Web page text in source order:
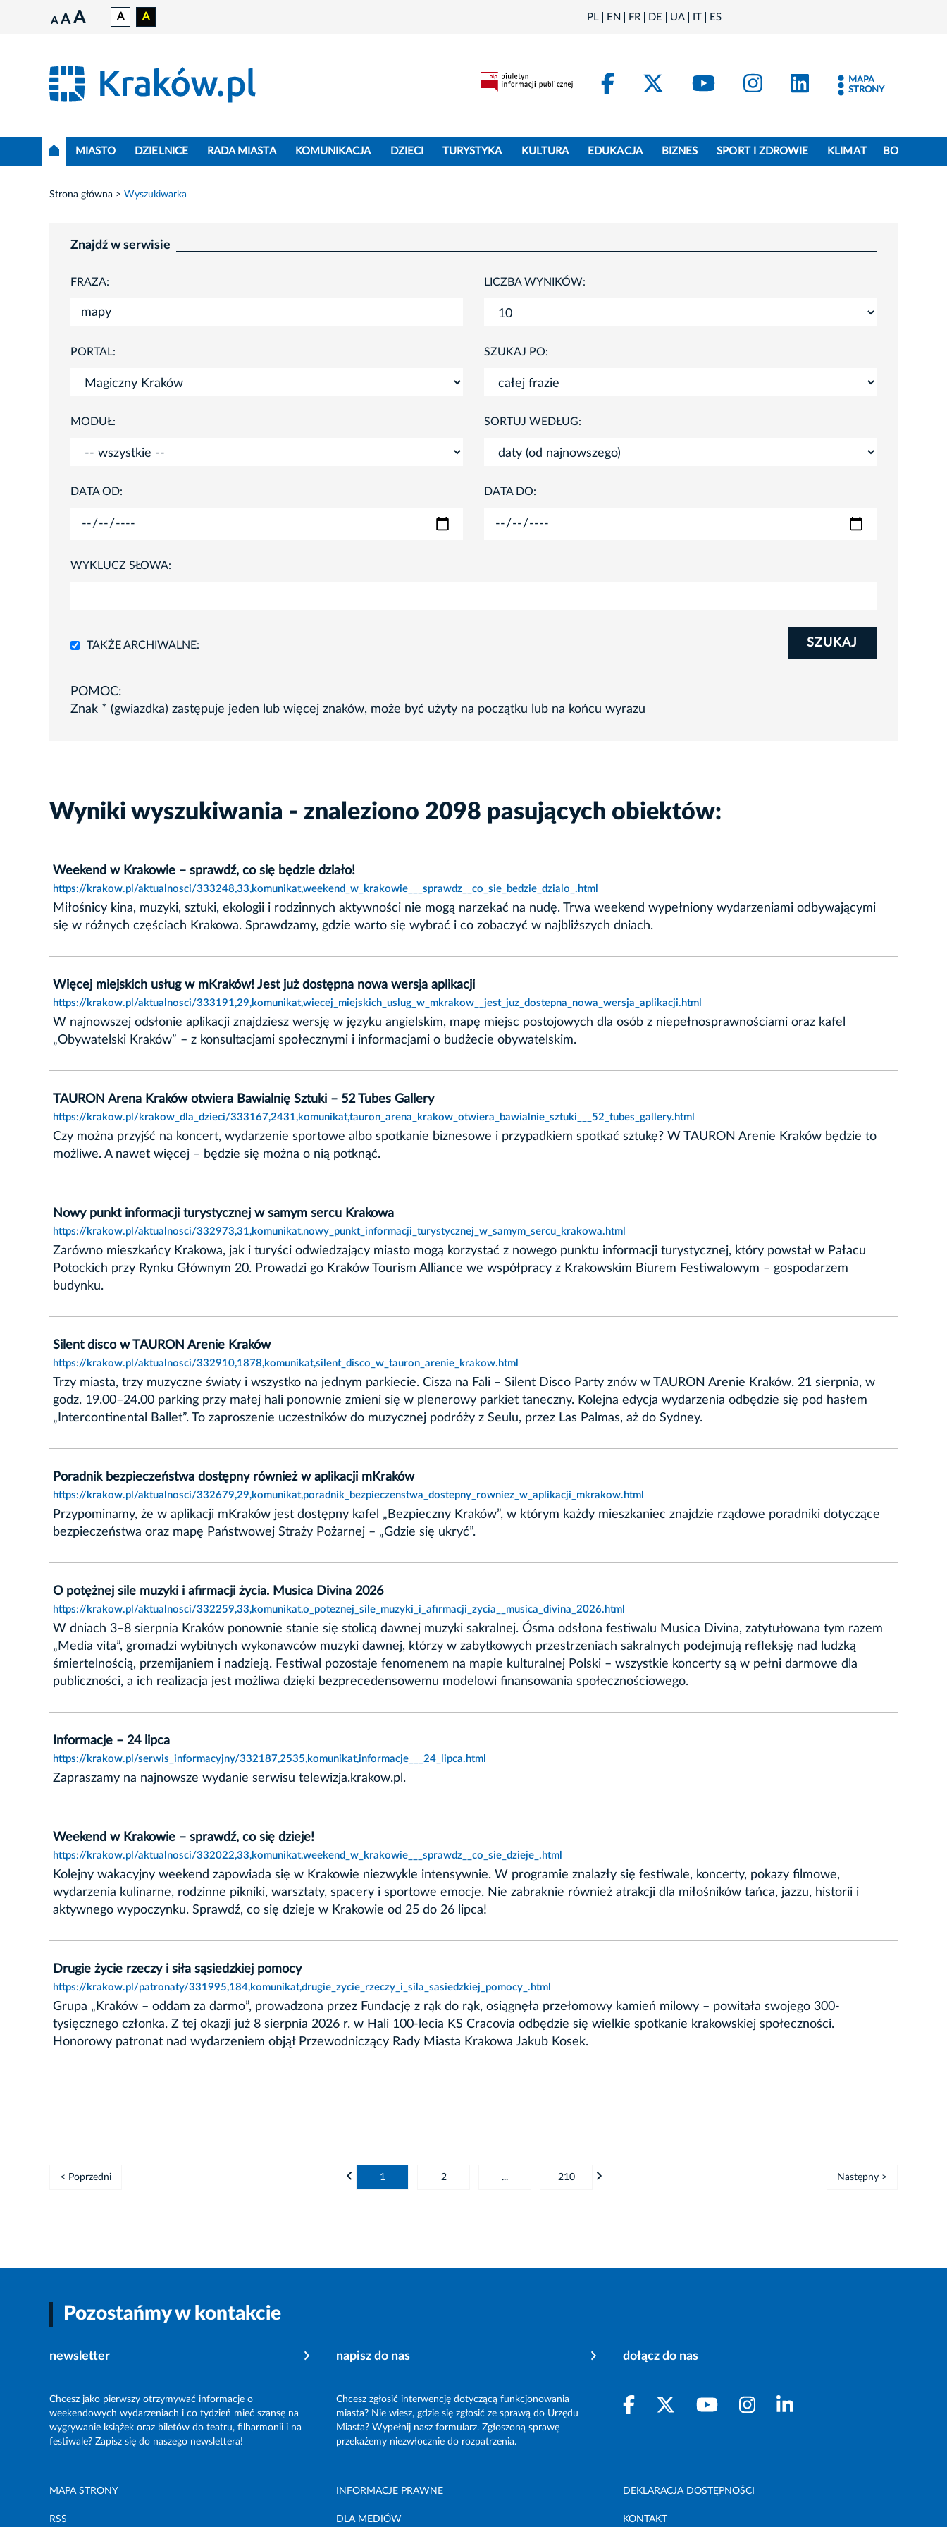
A A A A A PL EN FR DE UA IT ES
FacebookKraków - X
Kraków - YouTube
Kraków - Instagram
Kraków -
MAPA
STRONY
MIASTO DZIELNICE RADA MIASTA KOMUNIKACJA DZIECI TURYSTYKA KULTURA EDUKACJA BIZNES SPORT I ZDROWIE KLIMAT BO
Strona główna Wyszukiwarka
Znajdź w serwisie
FRAZA: LICZBA WYNIKÓW:
PORTAL: SZUKAJ PO:
MODUŁ: SORTUJ WEDŁUG:
DATA OD: DATA DO:
WYKLUCZ SŁOWA:
TAKŻE ARCHIWALNE: SZUKAJ
POMOC:
Znak * (gwiazdka) zastępuje jeden lub więcej znaków, może być użyty na początku lub na końcu wyrazu
Wyniki wyszukiwania - znaleziono 2098 pasujących obiektów:
Weekend w Krakowie – sprawdź, co się będzie działo!
https://krakow.pl/aktualnosci/333248,33,komunikat,weekend_w_krakowie___sprawdz__co_sie_bedzie_dzialo_.html
Miłośnicy kina, muzyki, sztuki, ekologii i rodzinnych aktywności nie mogą narzekać na nudę. Trwa weekend wypełniony wydarzeniami odbywającymi
się w różnych częściach Krakowa. Sprawdzamy, gdzie warto się wybrać i co zobaczyć w najbliższych dniach.
Więcej miejskich usług w mKraków! Jest już dostępna nowa wersja aplikacji
https://krakow.pl/aktualnosci/333191,29,komunikat,wiecej_miejskich_uslug_w_mkrakow__jest_juz_dostepna_nowa_wersja_aplikacji.html
W najnowszej odsłonie aplikacji znajdziesz wersję w języku angielskim, mapę miejsc postojowych dla osób z niepełnosprawnościami oraz kafel
„Obywatelski Kraków” – z konsultacjami społecznymi i informacjami o budżecie obywatelskim.
TAURON Arena Kraków otwiera Bawialnię Sztuki – 52 Tubes Gallery
https://krakow.pl/krakow_dla_dzieci/333167,2431,komunikat,tauron_arena_krakow_otwiera_bawialnie_sztuki___52_tubes_gallery.html
Czy można przyjść na koncert, wydarzenie sportowe albo spotkanie biznesowe i przypadkiem spotkać sztukę? W TAURON Arenie Kraków będzie to
możliwe. A nawet więcej – będzie się można o nią potknąć.
Nowy punkt informacji turystycznej w samym sercu Krakowa
https://krakow.pl/aktualnosci/332973,31,komunikat,nowy_punkt_informacji_turystycznej_w_samym_sercu_krakowa.html
Zarówno mieszkańcy Krakowa, jak i turyści odwiedzający miasto mogą korzystać z nowego punktu informacji turystycznej, który powstał w Pałacu
Potockich przy Rynku Głównym 20. Prowadzi go Kraków Tourism Alliance we współpracy z Krakowskim Biurem Festiwalowym – gospodarzem
budynku.
Silent disco w TAURON Arenie Kraków
https://krakow.pl/aktualnosci/332910,1878,komunikat,silent_disco_w_tauron_arenie_krakow.html
Trzy miasta, trzy muzyczne światy i wszystko na jednym parkiecie. Cisza na Fali – Silent Disco Party znów w TAURON Arenie Kraków. 21 sierpnia, w
godz. 19.00–24.00 parking przy małej hali ponownie zmieni się w plenerowy parkiet taneczny. Kolejna edycja wydarzenia odbędzie się pod hasłem
„Intercontinental Ballet”. To zaproszenie uczestników do muzycznej podróży z Seulu, przez Las Palmas, aż do Sydney.
Poradnik bezpieczeństwa dostępny również w aplikacji mKraków
https://krakow.pl/aktualnosci/332679,29,komunikat,poradnik_bezpieczenstwa_dostepny_rowniez_w_aplikacji_mkrakow.html
Przypominamy, że w aplikacji mKraków jest dostępny kafel „Bezpieczny Kraków”, w którym każdy mieszkaniec znajdzie rządowe poradniki dotyczące
bezpieczeństwa oraz mapę Państwowej Straży Pożarnej – „Gdzie się ukryć”.
O potężnej sile muzyki i afirmacji życia. Musica Divina 2026
https://krakow.pl/aktualnosci/332259,33,komunikat,o_poteznej_sile_muzyki_i_afirmacji_zycia__musica_divina_2026.html
W dniach 3–8 sierpnia Kraków ponownie stanie się stolicą dawnej muzyki sakralnej. Ósma odsłona festiwalu Musica Divina, zatytułowana tym razem
„Media vita”, gromadzi wybitnych wykonawców muzyki dawnej, którzy w zabytkowych przestrzeniach sakralnych podejmują refleksję nad ludzką
śmiertelnością, przemijaniem i nadzieją. Festiwal pozostaje fenomenem na mapie kulturalnej Polski – wszystkie koncerty są w pełni darmowe dla
publiczności, a ich realizacja jest możliwa dzięki bezprecedensowemu modelowi finansowania społecznościowego.
Informacje – 24 lipca
https://krakow.pl/serwis_informacyjny/332187,2535,komunikat,informacje___24_lipca.html
Zapraszamy na najnowsze wydanie serwisu telewizja.krakow.pl.
Weekend w Krakowie – sprawdź, co się dzieje!
https://krakow.pl/aktualnosci/332022,33,komunikat,weekend_w_krakowie___sprawdz__co_sie_dzieje_.html
Kolejny wakacyjny weekend zapowiada się w Krakowie niezwykle intensywnie. W programie znalazły się festiwale, koncerty, pokazy filmowe,
wydarzenia kulinarne, rodzinne pikniki, warsztaty, spacery i sportowe emocje. Nie zabraknie również atrakcji dla miłośników tańca, jazzu, historii i
aktywnego wypoczynku. Sprawdź, co się dzieje w Krakowie od 25 do 26 lipca!
Drugie życie rzeczy i siła sąsiedzkiej pomocy
https://krakow.pl/patronaty/331995,184,komunikat,drugie_zycie_rzeczy_i_sila_sasiedzkiej_pomocy_.html
Grupa „Kraków – oddam za darmo”, prowadzona przez Fundację z rąk do rąk, osiągnęła przełomowy kamień milowy – powitała swojego 300-
tysięcznego członka. Z tej okazji już 8 sierpnia 2026 r. w Hali 100-lecia KS Cracovia odbędzie się wielkie spotkanie krakowskiej społeczności.
Honorowy patronat nad wydarzeniem objął Przewodniczący Rady Miasta Krakowa Jakub Kosek.
< Poprzedni 1 2 ... 210 Następny >
Pozostańmy w kontakcie
newsletter
Chcesz jako pierwszy otrzymywać informacje o
weekendowych wydarzeniach i co tydzień mieć szansę na
wygrywanie książek oraz biletów do teatru, filharmonii i na
festiwale? Zapisz się do naszego newslettera!
napisz do nas
Chcesz zgłosić interwencję dotyczącą funkcjonowania
miasta? Nie wiesz, gdzie się zgłosić ze sprawą do Urzędu
Miasta? Wypełnij nasz formularz. Zgłoszoną sprawę
przekażemy niezwłocznie do rozpatrzenia.
dołącz do nas
MAPA STRONY INFORMACJE PRAWNE DEKLARACJA DOSTĘPNOŚCI
RSS DLA MEDIÓW KONTAKT